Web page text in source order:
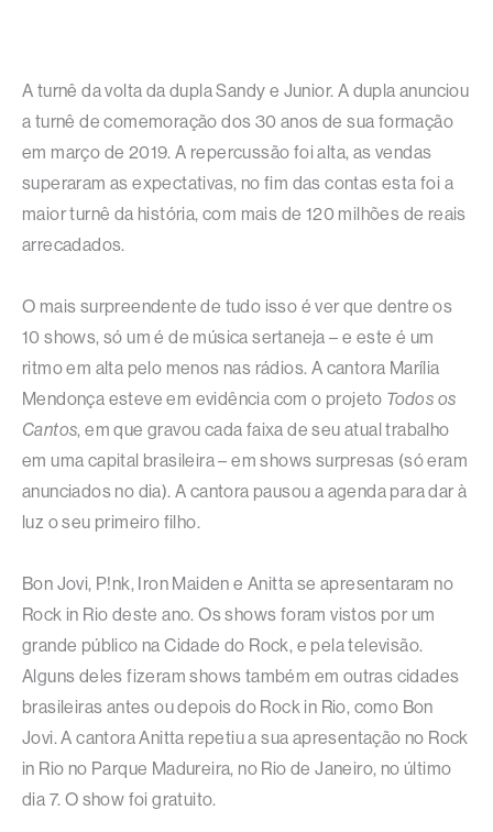
A turnê da volta da dupla Sandy e Junior. A dupla anunciou
a turnê de comemoração dos 30 anos de sua formação
em março de 2019. A repercussão foi alta, as vendas
superaram as expectativas, no fim das contas esta foi a
maior turnê da história, com mais de 120 milhões de reais
arrecadados.
O mais surpreendente de tudo isso é ver que dentre os
10 shows, só um é de música sertaneja – e este é um
ritmo em alta pelo menos nas rádios. A cantora Marília
Mendonça esteve em evidência com o projeto Todos os
Cantos, em que gravou cada faixa de seu atual trabalho
em uma capital brasileira – em shows surpresas (só eram
anunciados no dia). A cantora pausou a agenda para dar à
luz o seu primeiro filho.
Bon Jovi, P!nk, Iron Maiden e Anitta se apresentaram no
Rock in Rio deste ano. Os shows foram vistos por um
grande público na Cidade do Rock, e pela televisão.
Alguns deles fizeram shows também em outras cidades
brasileiras antes ou depois do Rock in Rio, como Bon
Jovi. A cantora Anitta repetiu a sua apresentação no Rock
in Rio no Parque Madureira, no Rio de Janeiro, no último
dia 7. O show foi gratuito.